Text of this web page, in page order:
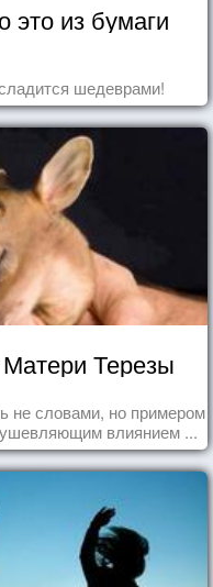
это из бумаги
шедеврами!
Терезы
не словами, но примером
влиянием ...